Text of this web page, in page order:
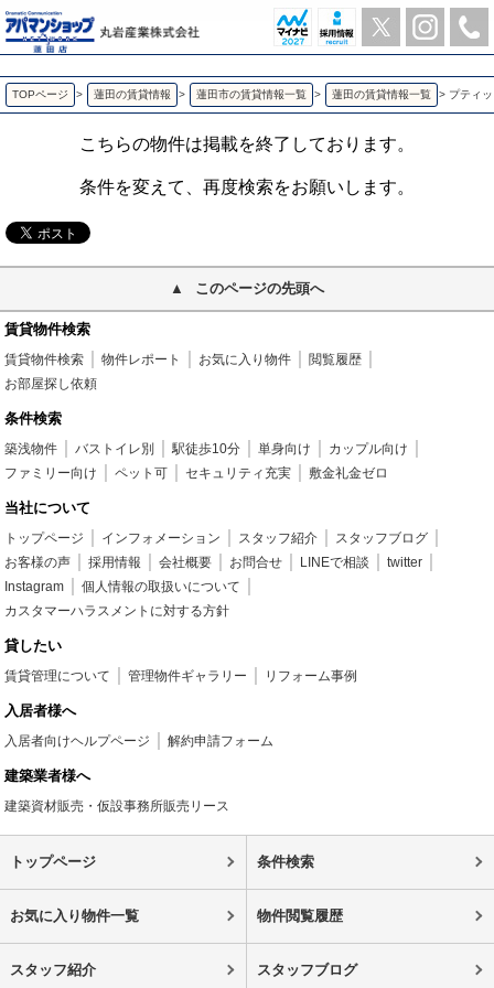
プティット・フォレ 蓮田の1K賃貸アパート | アパマンショップ蓮田店-丸岩産業株式会社-
TOPページ > 蓮田の賃貸情報 > 蓮田市の賃貸情報一覧 > 蓮田の賃貸情報一覧 > プティ
こちらの物件は掲載を終了しております。
条件を変えて、再度検索をお願いします。
このページの先頭へ
賃貸物件検索
賃貸物件検索 物件レポート お気に入り物件
閲覧履歴
お部屋探し依頼
条件検索
築浅物件 バストイレ別 駅徒歩10分 単身向け
カップル向け
ファミリー向け
ペット可 セキュリティ充実 敷金礼金ゼロ
当社について
トップページ インフォメーション スタッフ紹介
スタッフブログ
お客様の声
採用情報 会社概要 お問合せ LINEで相談
twitter
Instagram
個人情報の取扱いについて
カスタマーハラスメントに対する方針
貸したい
賃貸管理について 管理物件ギャラリー リフォーム事例
入居者様へ
入居者向けヘルプページ 解約申請フォーム
建築業者様へ
建築資材販売・仮設事務所販売リース
トップページ 条件検索
お気に入り物件一覧 物件閲覧履歴
スタッフ紹介 スタッフブログ